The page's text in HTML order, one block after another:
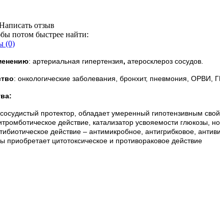
отзыв
потом быстрее найти:
(0)
: артериальная гипертензия, атеросклероз сосудов.
: онкологические заболевания, бронхит, пневмония, ОРВИ,
протектор, обладает умеренный гипотензивным
действие, катализатор усвояемости глюкозы,
действие – антимикробное, антигрибковое,
цитотоксическое и противораковое действие